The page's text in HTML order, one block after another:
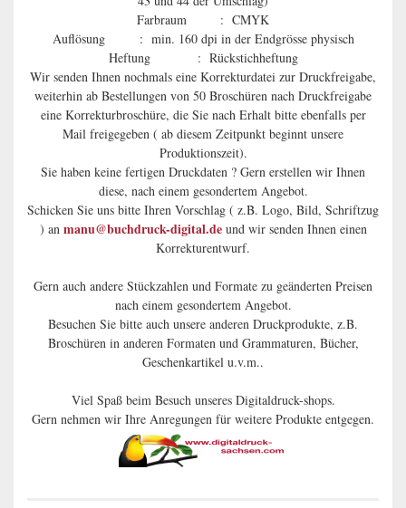
Farbraum : CMYK
Auflösung : min. 160 dpi in der Endgrösse physisch
Heftung : Rückstichheftung
Wir senden Ihnen nochmals eine Korrekturdatei zur Druckfreigabe,
weiterhin ab Bestellungen von 50 Broschüren nach Druckfreigabe
eine Korrekturbroschüre, die Sie nach Erhalt bitte ebenfalls per
Mail freigegeben ( ab diesem Zeitpunkt beginnt unsere
Produktionszeit).
Sie haben keine fertigen Druckdaten ? Gern erstellen wir Ihnen
diese, nach einem gesondertem Angebot.
Schicken Sie uns bitte Ihren Vorschlag ( z.B. Logo, Bild, Schriftzug
) an manu@buchdruck-digital.deund wir senden Ihnen einen
Korrekturentwurf.
Gern auch andere Stückzahlen und Formate zu geänderten Preisen
nach einem gesondertem Angebot.
Besuchen Sie bitte auch unsere anderen Druckprodukte, z.B.
Broschüren in anderen Formaten und Grammaturen, Bücher,
Geschenkartikel u.v.m..
Viel Spaß beim Besuch unseres Digitaldruck-shops.
Gern nehmen wir Ihre Anregungen für weitere Produkte entgegen.